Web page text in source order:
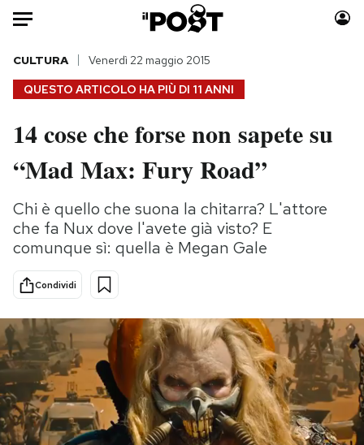
Auto
HOME
Italia
Politica
Tecnologia
Internet
Scienza
Cultura
Economia
Sport
Moda
Consumismi
Storie/Idee
Ok Boomer!
Media
Mondiali calcio 2026
PODCAST
QUESTO ARTICOLO HA PIÙ DI 11 ANNI
CULTURA Venerdì 22 maggio 2015
14 cose che forse non sapete su
“Mad Max: Fury Road”
Chi è quello che suona la chitarra? L'attore
che fa Nux dove l'avete già visto? E
comunque sì: quella è Megan Gale
Condividi